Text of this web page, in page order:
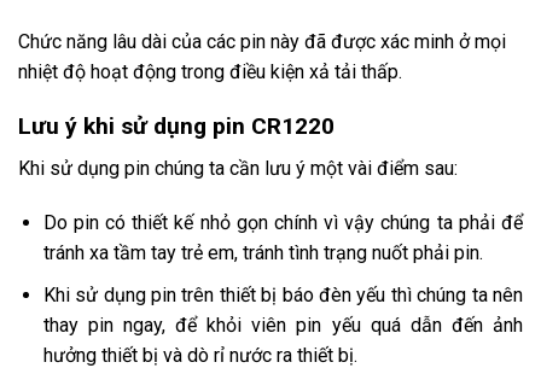
Chức năng lâu dài của các pin này đã được xác minh ở mọi
nhiệt độ hoạt động trong điều kiện xả tải thấp.
Lưu ý khi sử dụng pin CR1220
Khi sử dụng pin chúng ta cần lưu ý một vài điểm sau:
Do pin có thiết kế nhỏ gọn chính vì vậy chúng ta phải để
tránh xa tầm tay trẻ em, tránh tình trạng nuốt phải pin.
Khi sử dụng pin trên thiết bị báo đèn yếu thì chúng ta nên
thay pin ngay, để khỏi viên pin yếu quá dẫn đến ảnh
hưởng thiết bị và dò rỉ nước ra thiết bị.